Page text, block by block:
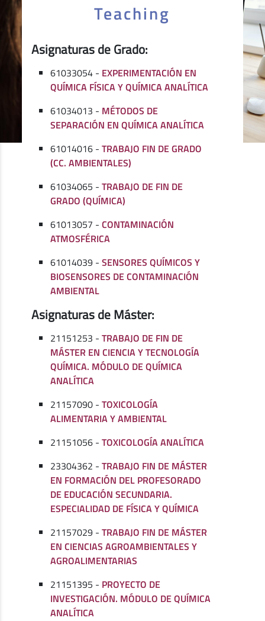
Teaching
Asignaturas de Grado:
61033054 - EXPERIMENTACIÓN EN
QUÍMICA FÍSICA Y QUÍMICA ANALÍTICA
61034013 - MÉTODOS DE
SEPARACIÓN EN QUÍMICA ANALÍTICA
61014016 -TRABAJO FIN DE GRADO
(CC. AMBIENTALES)
61034065 -TRABAJO DE FIN DE
GRADO (QUÍMICA)
61013057 -CONTAMINACIÓN
ATMOSFÉRICA
61014039 -SENSORES QUÍMICOS Y
BIOSENSORES DE CONTAMINACIÓN
AMBIENTAL
Asignaturas de Máster:
21151253 -TRABAJO DE FIN DE
MÁSTER EN CIENCIA Y TECNOLOGÍA
QUÍMICA. MÓDULO DE QUÍMICA
ANALÍTICA
21157090 -TOXICOLOGÍA
ALIMENTARIA Y AMBIENTAL
21151056 -TOXICOLOGÍA ANALÍTICA
23304362 -TRABAJO FIN DE MÁSTER
EN FORMACIÓN DEL PROFESORADO
DE EDUCACIÓN SECUNDARIA.
ESPECIALIDAD DE FÍSICA Y QUÍMICA
21157029 -TRABAJO FIN DE MÁSTER
EN CIENCIAS AGROAMBIENTALES Y
AGROALIMENTARIAS
21151395 - PROYECTO DE
INVESTIGACIÓN. MÓDULO DE QUÍMICA
ANALÍTICA